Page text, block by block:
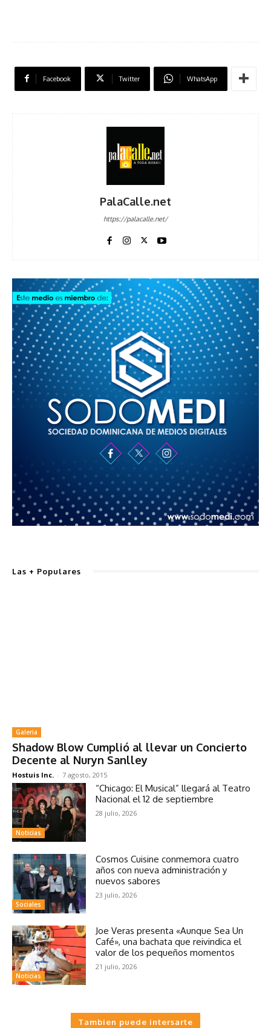
Facebook Twitter WhatsApp
PalaCalle.net
https://palacalle.net/
Las + Populares
Galeria
Shadow Blow Cumplió al llevar un Concierto
Decente al Nuryn Sanlley
Hostuis Inc. - 7 agosto, 2015
Noticias
“Chicago: El Musical” llegará al Teatro
Nacional el 12 de septiembre
28 julio, 2026
Sociales
Cosmos Cuisine conmemora cuatro
años con nueva administración y
nuevos sabores
23 julio, 2026
Noticias
Joe Veras presenta «Aunque Sea Un
Café», una bachata que reivindica el
valor de los pequeños momentos
21 julio, 2026
Tambien puede intersarte